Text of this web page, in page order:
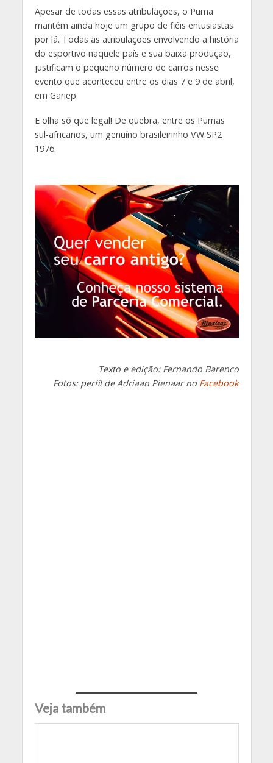
Apesar de todas essas atribulações, o Puma
mantém ainda hoje um grupo de fiéis entusiastas
por lá. Todas as atribulações envolvendo a história
do esportivo naquele país e sua baixa produção,
justificam o pequeno número de carros nesse
evento que aconteceu entre os dias 7 e 9 de abril,
em Gariep.
E olha só que legal! De quebra, entre os Pumas
sul-africanos, um genuíno brasileirinho VW SP2
1976.
Texto e edição: Fernando Barenco
Fotos: perfil de Adriaan Pienaar no Facebook
Veja também